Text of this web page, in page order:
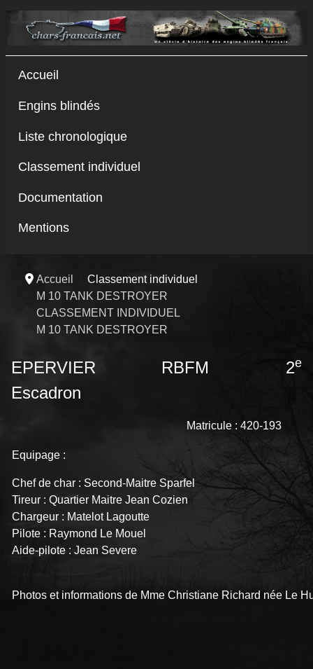
Accueil
Engins blindés
Liste chronologique
Classement individuel
Documentation
Mentions
Accueil
Classement individuel
M 10 TANK DESTROYER
CLASSEMENT INDIVIDUEL
M 10 TANK DESTROYER
EPERVIER RBFM 2e
Escadron
Matricule : 420-193
Equipage :
Chef de char : Second-Maitre Sparfel
Tireur : Quartier Maitre Jean Cozien
Chargeur : Matelot Lagoutte
Pilote : Raymond Le Mouel
Aide-pilote : Jean Severe
Photos et informations de Mme Christiane Richard née Le